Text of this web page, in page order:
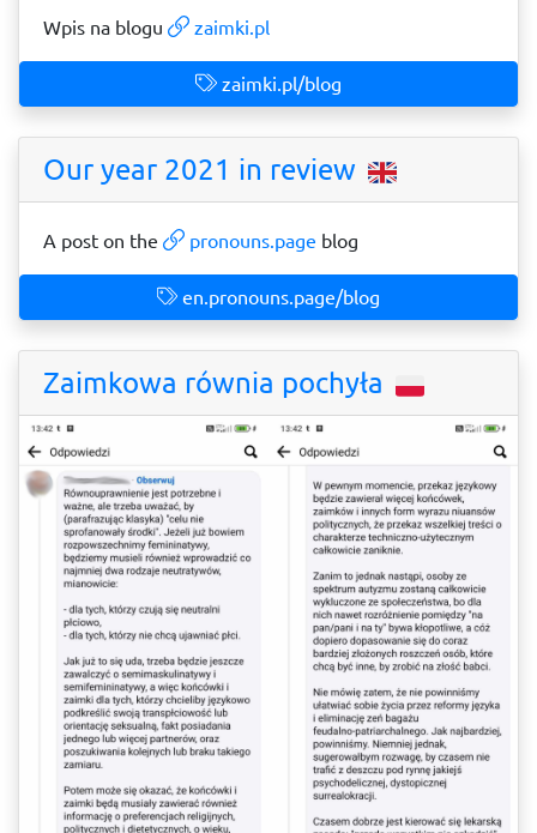
Wpis na blogu zaimki.pl
zaimki.pl/blog
Our year 2021 in review
A post on the pronouns.page blog
en.pronouns.page/blog
Zaimkowa równia pochyła